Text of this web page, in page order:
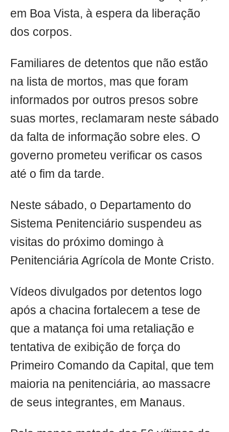
em Boa Vista, à espera da liberação
dos corpos.
Familiares de detentos que não estão
na lista de mortos, mas que foram
informados por outros presos sobre
suas mortes, reclamaram neste sábado
da falta de informação sobre eles. O
governo prometeu verificar os casos
até o fim da tarde.
Neste sábado, o Departamento do
Sistema Penitenciário suspendeu as
visitas do próximo domingo à
Penitenciária Agrícola de Monte Cristo.
Vídeos divulgados por detentos logo
após a chacina fortalecem a tese de
que a matança foi uma retaliação e
tentativa de exibição de força do
Primeiro Comando da Capital, que tem
maioria na penitenciária, ao massacre
de seus integrantes, em Manaus.